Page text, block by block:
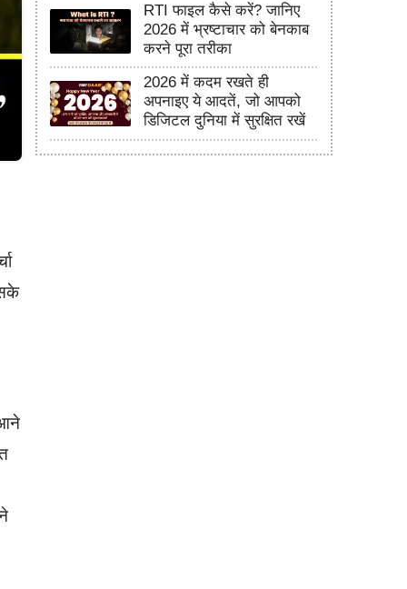
आने
RTI फाइल कैसे करें? जानिए
2026 में भ्रष्टाचार को बेनकाब
करने पूरा तरीका
2026 में कदम रखते ही
अपनाइए ये आदतें, जो आपको
डिजिटल दुनिया में सुरक्षित रखें